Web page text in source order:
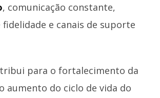
, comunicação constante,
e canais de suporte
para o fortalecimento da
aumento do ciclo de vida do